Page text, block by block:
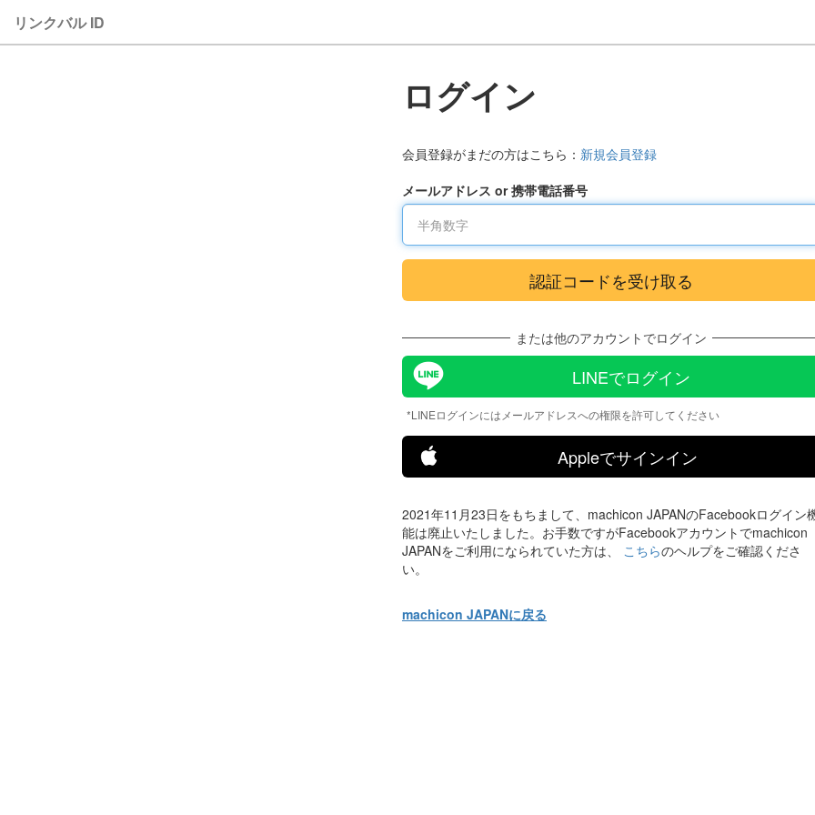
リンクバル ID
ログイン
会員登録がまだの方はこちら： 新規会員登録
メールアドレス or 携帯電話番号
または他のアカウントでログイン
LINEでログイン
*LINEログインにはメールアドレスへの権限を許可してください
Appleでサインイン
2021年11月23日をもちまして、machicon JAPANのFacebookログイン
能は廃止いたしました。お手数ですがFacebookアカウントでmachicon
JAPANをご利用になられていた方は、 こちらのヘルプをご確認くださ
い。
machicon JAPANに戻る